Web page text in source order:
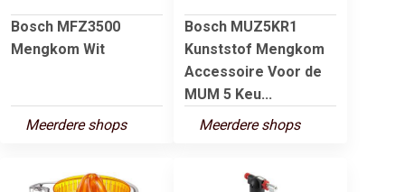
Bosch MFZ3500
Mengkom Wit
Meerdere shops
Bosch MUZ5KR1
Kunststof Mengkom
Accessoire Voor de
MUM 5 Keu...
Meerdere shops